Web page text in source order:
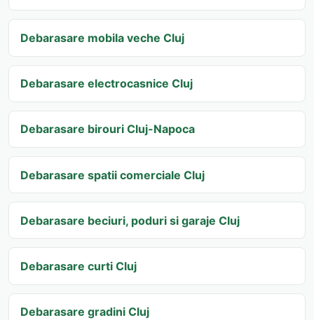
Debarasare mobila veche Cluj
Debarasare electrocasnice Cluj
Debarasare birouri Cluj-Napoca
Debarasare spatii comerciale Cluj
Debarasare beciuri, poduri si garaje Cluj
Debarasare curti Cluj
Debarasare gradini Cluj